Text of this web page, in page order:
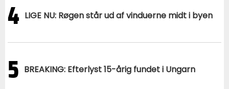
4 LIGE NU: Røgen står ud af vinduerne midt i byen
5 BREAKING: Efterlyst 15-årig fundet i Ungarn